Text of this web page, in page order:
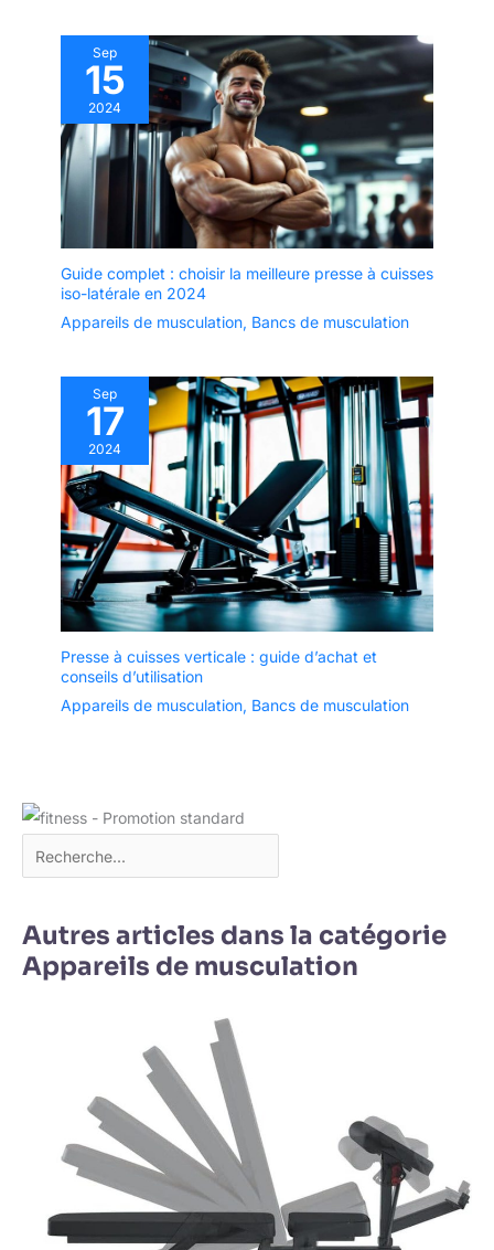
Sep
15
2024
Guide complet : choisir la meilleure presse à cuisses
iso-latérale en 2024
Appareils de musculation, Bancs de musculation
Sep
17
2024
Presse à cuisses verticale : guide d’achat et
conseils d’utilisation
Appareils de musculation, Bancs de musculation
Autres articles dans la catégorie
Appareils de musculation